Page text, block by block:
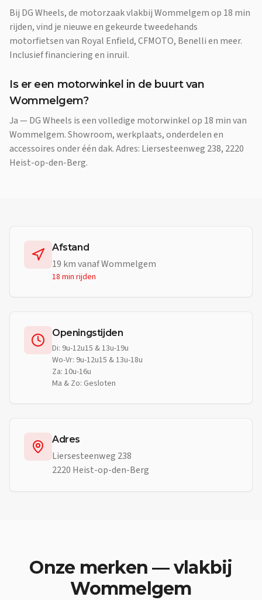
Bij DG Wheels, de motorzaak vlakbij Wommelgem op 18 min
rijden, vind je nieuwe en gekeurde tweedehands
motorfietsen van Royal Enfield, CFMOTO, Benelli en meer.
Inclusief financiering en inruil.
Is er een motorwinkel in de buurt van
Wommelgem?
Ja — DG Wheels is een volledige motorwinkel op 18 min van
Wommelgem. Showroom, werkplaats, onderdelen en
accessoires onder één dak. Adres: Liersesteenweg 238, 2220
Heist-op-den-Berg.
Afstand
19 km vanafWommelgem
18 min rijden
Openingstijden
Di: 9u-12u15 & 13u-19u
Wo-Vr: 9u-12u15 & 13u-18u
Za: 10u-16u
Ma & Zo: Gesloten
Adres
Liersesteenweg 238
2220 Heist-op-den-Berg
Onze merken — vlakbij
Wommelgem